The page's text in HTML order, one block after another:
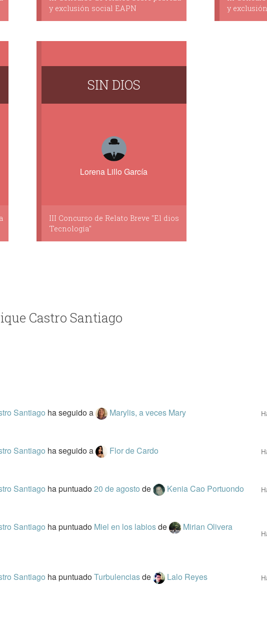
y exclusión social EAPN
y
SIN DIOS
Lorena Lillo García
III Concurso de Relato Breve "El dios
Tecnología"
Castro Santiago
Santiago ha seguido a Marylis, a veces Mary
Santiago ha seguido a Flor de Cardo
Santiago ha puntuado20 de agosto de Kenia Cao Portuondo
Santiago ha puntuado Miel en los labiosde
Mirian Olivera
Santiago ha puntuadoTurbulenciasde Lalo Reyes